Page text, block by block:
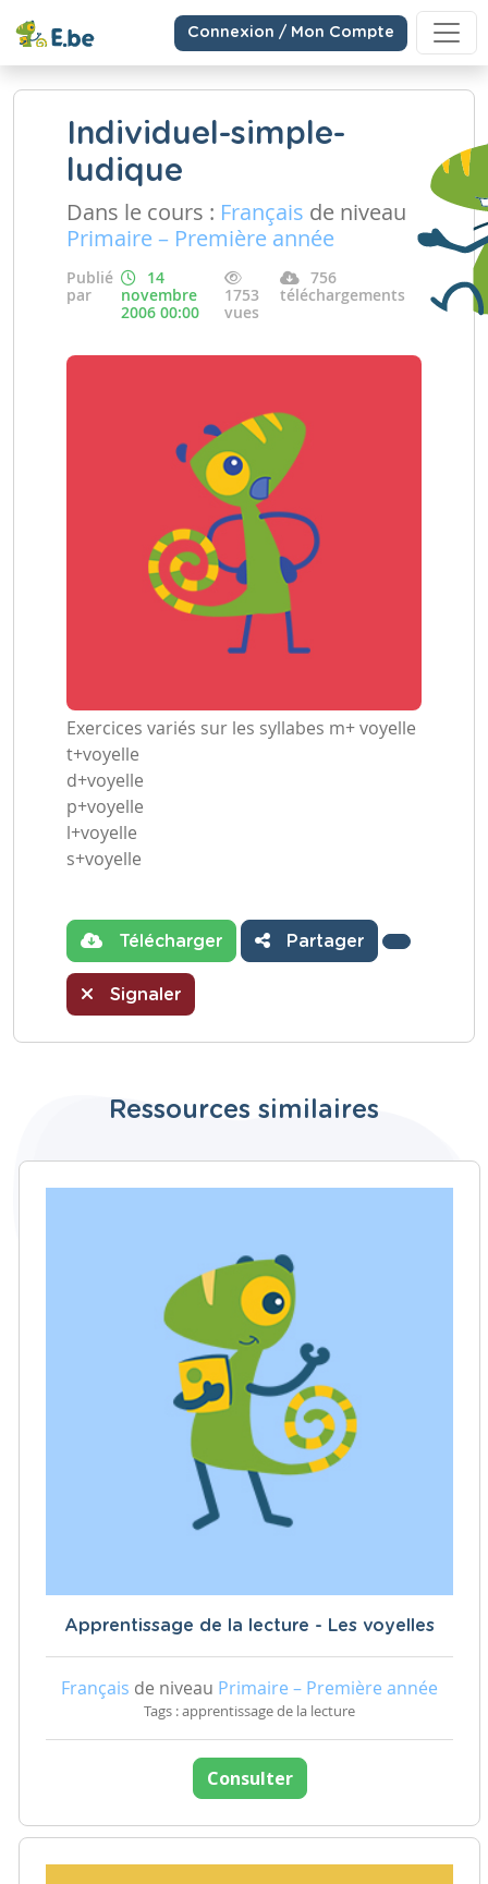
Connexion / Mon Compte
Individuel-simple-
ludique
Dans le cours : Français de niveau
Primaire – Première année
Publié
par
14
novembre
2006 00:00
1753
vues
756
téléchargements
Exercices variés sur les syllabes m+ voyelle
t+voyelle
d+voyelle
p+voyelle
l+voyelle
s+voyelle
Télécharger Partager
Signaler
Ressources similaires
Apprentissage de la lecture - Les voyelles
Français de niveau Primaire – Première année
Tags : apprentissage de la lecture
Consulter